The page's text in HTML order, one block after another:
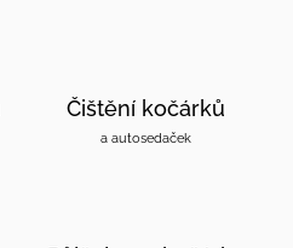
Čištění kočárků
a autosedaček